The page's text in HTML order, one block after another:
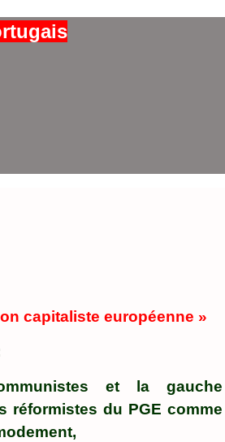
capitaliste européenne »
et la gauche
réformistes du PGE comme